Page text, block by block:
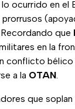
ocurrido en el
que
en la
conflicto
a la OTAN.
que